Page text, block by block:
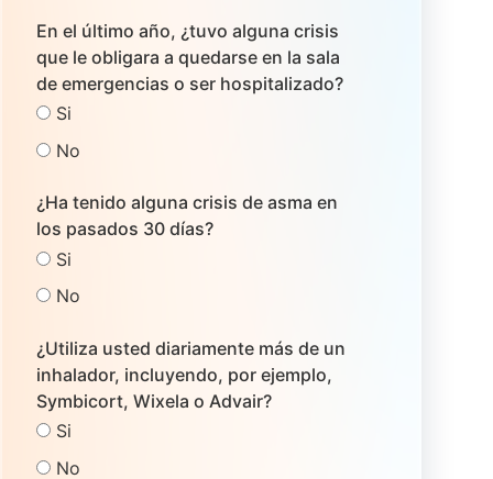
En el último año, ¿tuvo alguna crisis
que le obligara a quedarse en la sala
de emergencias o ser hospitalizado?
Si
No
¿Ha tenido alguna crisis de asma en
los pasados 30 días?
Si
No
¿Utiliza usted diariamente más de un
inhalador, incluyendo, por ejemplo,
Symbicort, Wixela o Advair?
Si
No